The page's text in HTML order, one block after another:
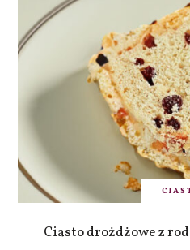
Ciasto drożdżowe z